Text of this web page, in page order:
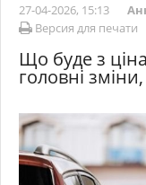
27-04-2026, 15:13
Версия для печати
Що буде з
головні